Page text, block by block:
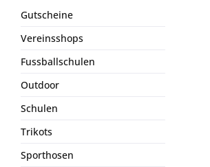
Gutscheine
Vereinsshops
Fussballschulen
Outdoor
Schulen
Trikots
Sporthosen